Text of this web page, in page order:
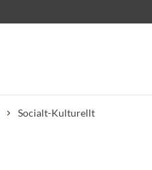
Socialt-Kulturellt